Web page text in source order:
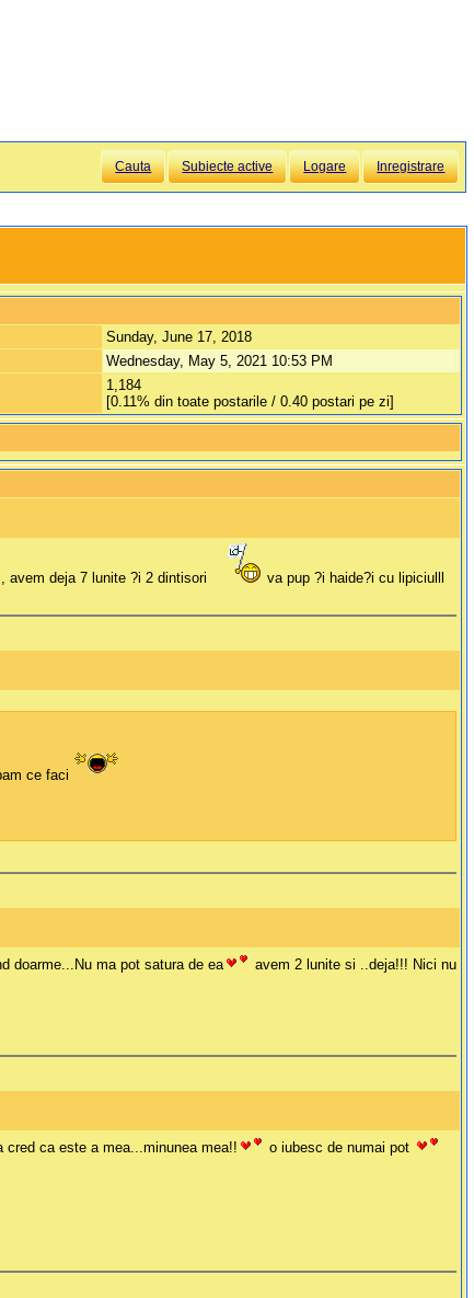
Cauta Subiecte active Logare Inregistrare
Sunday, June 17, 2018
Wednesday, May 5, 2021 10:53 PM
1,184
[0.11% din toate postarile / 0.40 postari pe zi]
avem deja 7 lunite ?i 2 dintisori va pup ?i haide?i cu lipiciulll
ce faci
doarme...Nu ma pot satura de ea
avem 2 lunite si ..deja!!! Nici nu
ca este a mea...minunea mea!!
o iubesc de numai pot